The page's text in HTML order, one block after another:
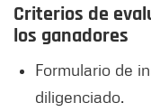
Criterios de
los ganadores
Formulario de
diligenciado.